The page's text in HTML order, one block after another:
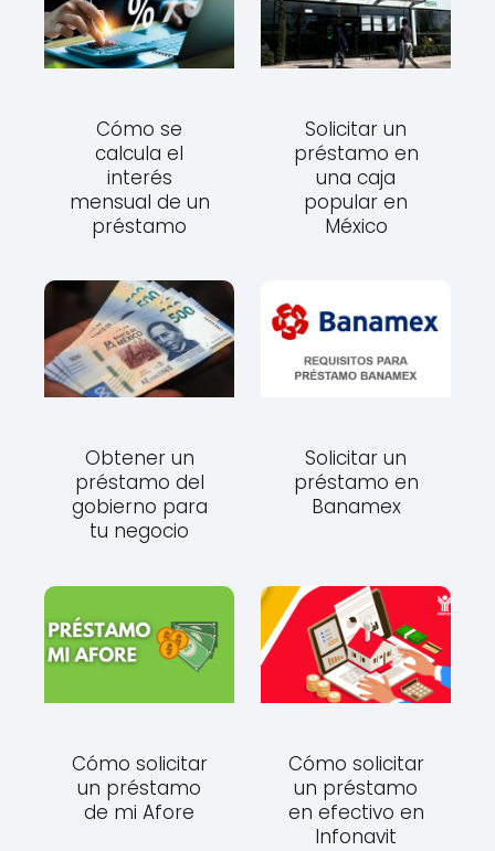
Cómo se
calcula el
interés
mensual de un
préstamo
Solicitar un
préstamo en
una caja
popular en
México
Obtener un
préstamo del
gobierno para
tu negocio
Solicitar un
préstamo en
Banamex
Cómo solicitar
un préstamo
de mi Afore
Cómo solicitar
un préstamo
en efectivo en
Infonavit